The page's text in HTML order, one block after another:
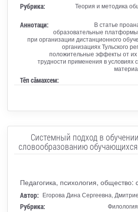
Рубрика:
Теория и методика
Аннотаци:
В статье
образовательные
при организации дистанционного
организациях Тульского
положительные эффекты от их
трудности применения в условиях
Тӗп сӑмахсем:
Системный подход в
словообразованию
Педагогика, психология,
Автор: Егорова Дина Сергеевна,
Рубрика: